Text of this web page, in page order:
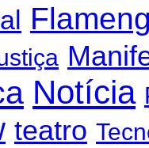
Notícia
teatro